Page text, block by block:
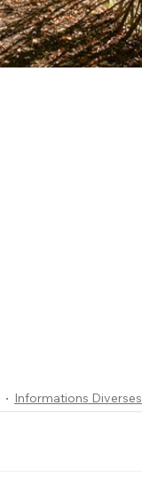
Informations Diverses